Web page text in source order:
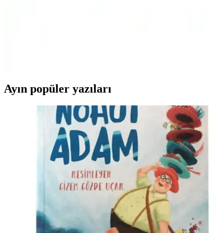
Ayın popüler yazıları